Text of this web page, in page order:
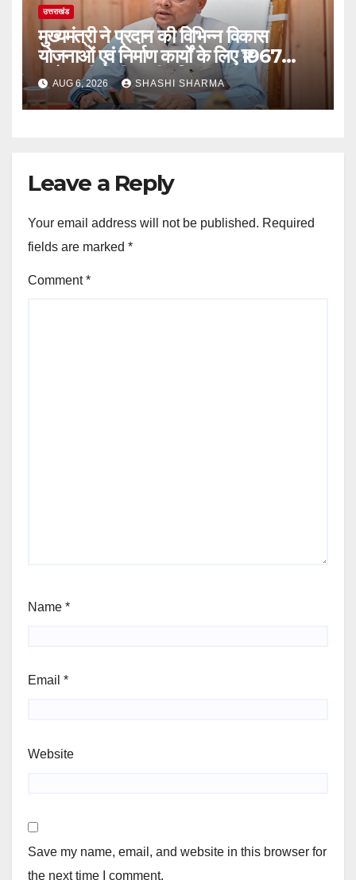
उत्तराखंड
मुख्यमंत्री ने प्रदान की विभिन्न विकास
योजनाओं एवं निर्माण कार्यों के लिए ₹1967
करोड़ की वित्तीय स्वीकृति
AUG 6, 2026 SHASHI SHARMA
Leave a Reply
Your email address will not be published. Required
fields are marked *
Comment*
Name *
Email *
Website
Save my name, email, and website in this browser for
the next time I comment.